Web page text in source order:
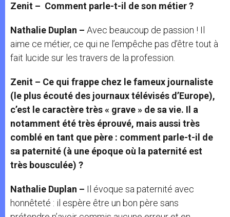
Zenit – Comment parle-t-il de son métier ?
Nathalie Duplan – Avec beaucoup de passion ! Il
aime ce métier, ce qui ne l’empêche pas d’être tout à
fait lucide sur les travers de la profession.
Zenit – Ce qui frappe chez le fameux journaliste
(le plus écouté des journaux télévisés d’Europe),
c’est le caractère très « grave » de sa vie. Il a
notamment été très éprouvé, mais aussi très
comblé en tant que père : comment parle-t-il de
sa paternité (à une époque où la paternité est
très bousculée) ?
Nathalie Duplan – Il évoque sa paternité avec
honnêteté : il espère être un bon père sans